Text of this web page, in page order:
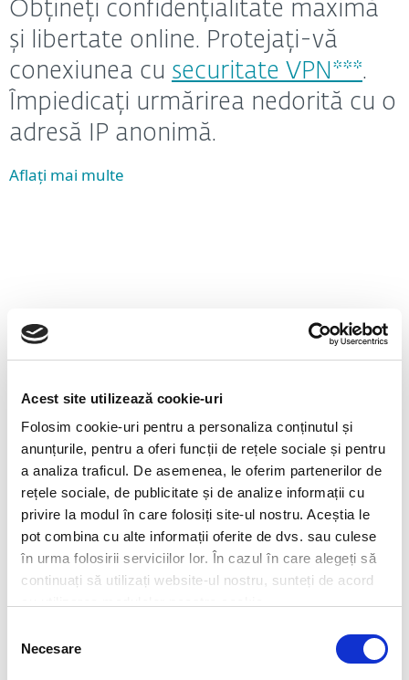
Acest site utilizează cookie-uri
Folosim cookie-uri pentru a personaliza conținutul și
anunțurile, pentru a oferi funcții de rețele sociale și pentru
a analiza traficul. De asemenea, le oferim partenerilor de
rețele sociale, de publicitate și de analize informații cu
privire la modul în care folosiți site-ul nostru. Aceștia le
pot combina cu alte informații oferite de dvs. sau culese
în urma folosirii serviciilor lor. În cazul în care alegeți să
continuați să utilizați website-ul nostru, sunteți de acord
consimțământului
Necesare
Obțineți confidențialitate maximă
și libertate online. Protejați-vă
conexiunea cu securitate VPN***.
Împiedicați urmărirea nedorită cu o
adresă IP anonimă.
Aflați mai multe
Disponibilă în toate planurile de protecție
Ușor de instalat, ușor de
partajat
cu familia și ușor de
căminului cu
aplicația gratuită